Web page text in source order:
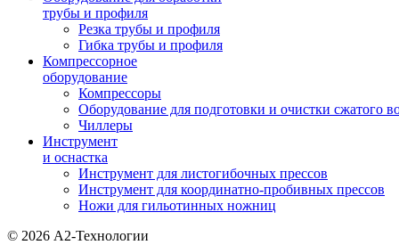
трубы и профиля
Резка трубы и профиля
Гибка трубы и профиля
Компрессорное
оборудование
Компрессоры
Оборудование для подготовки и очистки сжатого
Чиллеры
Инструмент
и оснастка
Инструмент для листогибочных прессов
Инструмент для координатно-пробивных прессов
Ножи для гильотинных ножниц
© 2026 А2-Технологии